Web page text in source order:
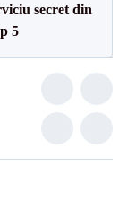
secret din
5